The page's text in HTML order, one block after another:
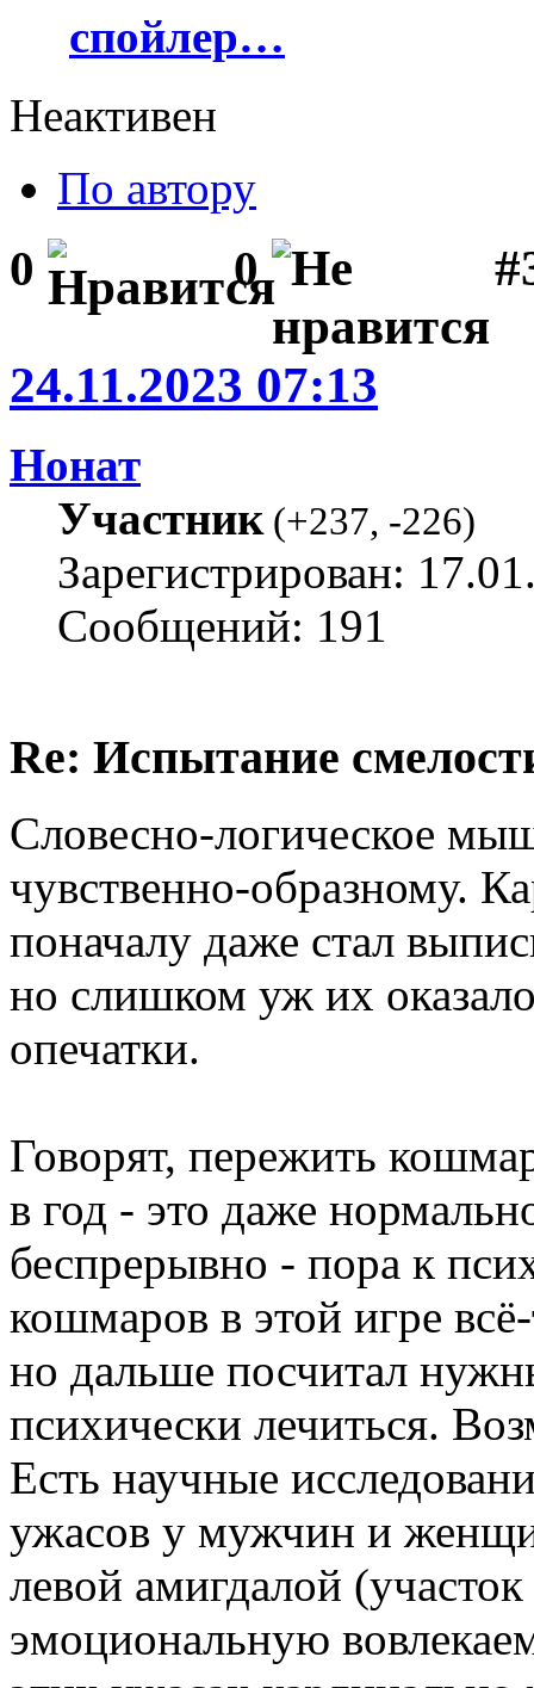
спойлер…
Неактивен
По автору
0 0
24.11.2023 07:13
Нонат
Участник(+237, -226)
Зарегистрирован:
Сообщений: 191
Re: Испытание
Словесно-логическое
чувственно-образному.
поначалу даже стал
но слишком уж их
опечатки.
Говорят, пережить
в год - это даже
беспрерывно - пора к
кошмаров в этой игре
но дальше посчитал
психически лечиться.
Есть научные
ужасов у мужчин и
левой амигдалой
эмоциональную